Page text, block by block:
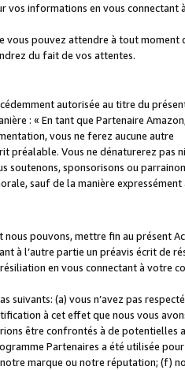
vos informations en vous connectant
vous pouvez attendre à tout moment
du fait de vos attentes.
autorisée au titre du
: « En tant que Partenaire
vous ne ferez aucune autre
préalable. Vous ne dénaturerez pas ni
soutenons, sponsorisons ou
sauf de la manière expressément
pouvons, mettre fin au présent
à l’autre partie un préavis écrit de
en vous connectant à votre
(a) vous n’avez pas
à cet effet que nous vous
être confrontés à de potentielles
Partenaires a été utilisée
marque ou notre réputation; (f)